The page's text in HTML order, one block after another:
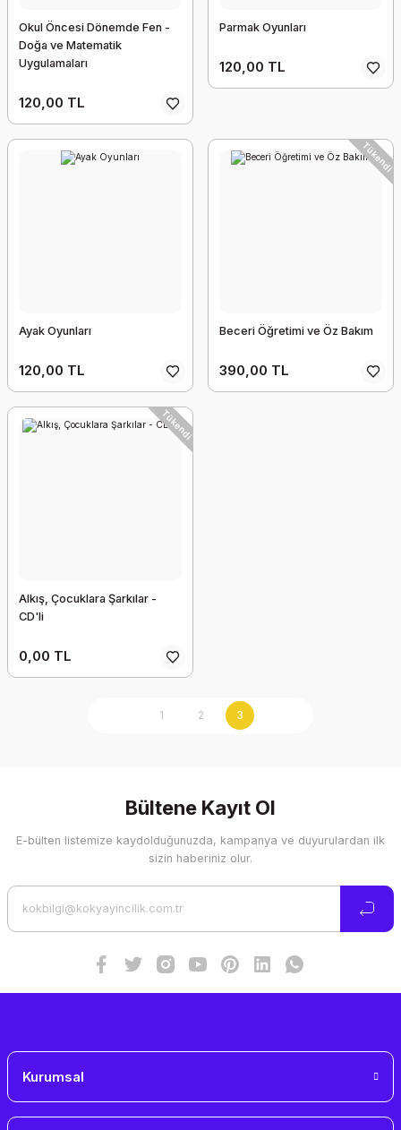
Okul Öncesi Dönemde Fen -
Doğa ve Matematik
Uygulamaları
120,00 TL
Parmak Oyunları
120,00 TL
Ayak Oyunları
120,00 TL
Tükendi
Beceri Öğretimi ve Öz Bakım
390,00 TL
Tükendi
Alkış, Çocuklara Şarkılar -
CD'li
0,00 TL
1 2 3
Bültene Kayıt Ol
E-bülten listemize kaydolduğunuzda, kampanya ve duyurulardan ilk
sizin haberiniz olur.
Kurumsal